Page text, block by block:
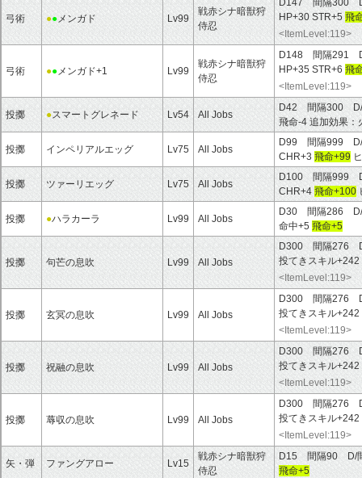
弓術 ●●メンガド Lv99
戦赤シナ暗獣狩
侍忍
D147 間隔300
HP+30 STR+5 飛
<ItemLevel:119>
弓術 ●●メンガド+1 Lv99
戦赤シナ暗獣狩
侍忍
D148 間隔291
HP+35 STR+6 飛
<ItemLevel:119>
投擲 ●スマートグレネード Lv54 All Jobs
D42 間隔300
飛命-4 追加効果：
投擲 インペリアルエッグ Lv75 All Jobs
D99 間隔999
CHR+3 飛命+99
投擲 ツァーリエッグ Lv75 All Jobs
D100 間隔999
CHR+4 飛命+100
投擲 ●ハラカーラ Lv99 All Jobs
D30 間隔286
命中+5 飛命+5
投擲 句芒の息吹 Lv99 All Jobs
D300 間隔276
投てきスキル+242
<ItemLevel:119>
投擲 玄冥の息吹 Lv99 All Jobs
D300 間隔276
投てきスキル+242
<ItemLevel:119>
投擲 祝融の息吹 Lv99 All Jobs
D300 間隔276
投てきスキル+242
<ItemLevel:119>
投擲 蓐収の息吹 Lv99 All Jobs
D300 間隔276
投てきスキル+242
<ItemLevel:119>
矢・弾 ファングアロー Lv15
戦赤シナ暗獣狩
侍忍
D15 間隔90 D/
飛命+5